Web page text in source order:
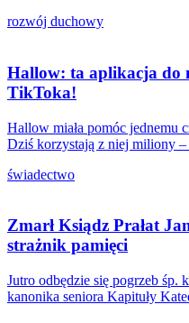
rozwój duchowy
Hallow: ta aplikacja do
TikToka!
Hallow miała pomóc jednemu
Dziś korzystają z niej miliony –
świadectwo
Zmarł Ksiądz Prałat
strażnik pamięci
Jutro odbędzie się pogrzeb śp.
kanonika seniora Kapituły